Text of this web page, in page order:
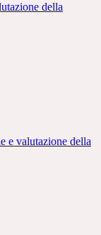
della
e valutazione della